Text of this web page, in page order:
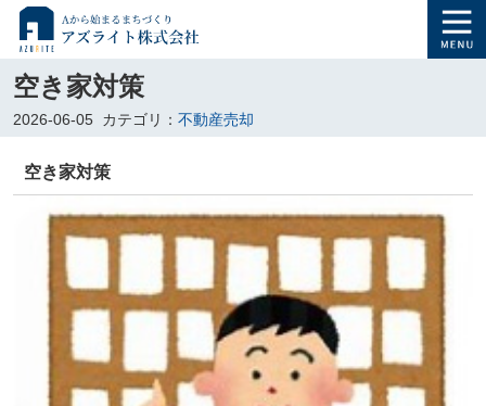
空き家対策
2026-06-05 カテゴリ： 不動産売却
空き家対策